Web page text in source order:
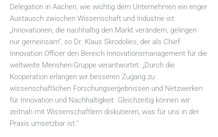
Delegation in Aachen, wie wichtig dem Unternehmen ein enger
Austausch zwischen Wissenschaft und Industrie ist.
„Innovationen, die nachhaltig den Markt verändern, gelingen
nur gemeinsam“, so Dr. Klaus Skrodolies, der als Chief
Innovation Officer den Bereich Innovationsmanagement für die
weltweite Menshen-Gruppe verantwortet. „Durch die
Kooperation erlangen wir besseren Zugang zu
wissenschaftlichen Forschungsergebnissen und Netzwerken
für Innovation und Nachhaltigkeit. Gleichzeitig können wir
zeitnah mit Wissenschaftlern diskutieren, was für uns in der
Praxis umsetzbar ist.“